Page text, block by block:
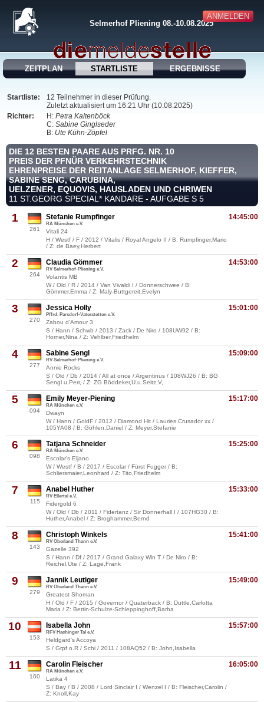
ANMELDEN
Selmerhof Pliening 08.-10.08.2025
ZEITPLAN STARTLISTE ERGEBNISSE
Startliste:
12 Teilnehmer in dieser Prüfung.
Zuletzt aktualisiert um 16:21 Uhr (10.08.2025)
Richter:
H: Petra Kaltenböck
C: Sabine Ginglseder
B: Ute Kühn-Zöpfel
DIE 12 BESTEN PAARE AUS PRFG. NR. 10
PREIS DER PFNÜR VERKEHRSTECHNIK
EHRENPREISE DER REITANLAGE SELMERHOF, KIEFFER,
SABINE SENG, CARUBINA,
UELZENER, EQUOVIS, HAUSLADEN UND CHRIWEN
11 ST.GEORG SPECIAL* KANDARE - AUFGABE S 5
1
261
14:45:00
Stefanie Rumpfinger
RA München e.V.
Vitali 24
H / Westf / F / 2012 / Vitalis / Royal Angelo II / B: Rumpfinger,Mario
/ Z: de Baey,Herbert
2
264
14:53:00
Claudia Gömmer
RV Selmerhof-Pliening e.V.
Volantis MB
W / Old / R / 2014 / Van Vivaldi I / Donnerschwee / B:
Gömmer,Emma / Z: Maly-Buttgereit,Evelyn
3
270
15:01:00
Jessica Holly
Pffrd. Parsdorf-Vaterstetten e.V.
Zabou d'Amour 3
S / Hann / Schwb / 2013 / Zack / De Niro / 108UW92 / B:
Horner,Nina / Z: Vehlber,Friedhelm
4
277
15:09:00
Sabine Sengl
RV Selmerhof-Pliening e.V.
Annie Rocks
S / Old / Db / 2014 / All at once / Argentinus / 108WJ26 / B: BG
Sengl u.Perr, / Z: ZG Böddeker,U.u.Seitz,V,
5
094
15:17:00
Emily Meyer-Piening
RA München e.V.
Dwayn
W / Hann / GoldF / 2012 / Diamond Hit / Lauries Crusador xx /
105YA08 / B: Göhlen,Daniel / Z: Meyer,Stefanie
6
098
15:25:00
Tatjana Schneider
RA München e.V.
Escolar's Eljano
W / Westf / B / 2017 / Escolar / Fürst Fugger / B:
Schliersmaier,Leonhard / Z: Tito,Friedhelm
7
115
15:33:00
Anabel Huther
RV Ellertal e.V.
Fidergold 6
W / Old / Db / 2011 / Fidertanz / Sir Donnerhall I / 107HG30 / B:
Huther,Anabel / Z: Broghammer,Bernd
8
143
15:41:00
Christoph Winkels
RV Oberland Thann e.V.
Gazelle 392
S / Hann / Df / 2017 / Grand Galaxy Win T / De Niro / B:
Reichel,Ute / Z: Lage,Frank
9
279
15:49:00
Jannik Leutiger
RV Oberland Thann e.V.
Greatest Shoman
H / Old / F / 2015 / Governor / Quaterback / B: Duttle,Carlotta
Maria / Z: Bettin-Schulze-Schleppinghoff,Barba
10
153
15:57:00
Isabella John
RFV Hachinger Tal e.V.
Heldgard's Accoya
S / Grpf.o.R / Schi / 2011 / 108AQ52 / B: John,Isabella
11
160
16:05:00
Carolin Fleischer
RA München e.V.
Latika 4
S / Bay / B / 2008 / Lord Sinclair I / Wenzel I / B: Fleischer,Carolin /
Z: Knoll,Kay